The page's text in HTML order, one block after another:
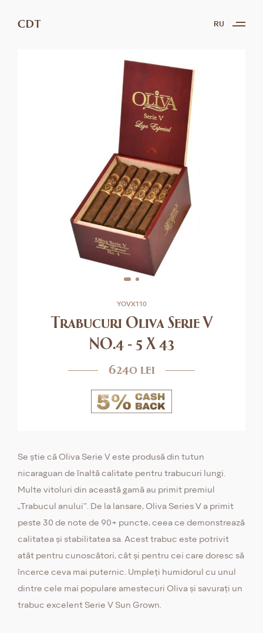
CDT RU
YOVX110
Trabucuri Oliva Serie V
NO.4 - 5 X 43
6240 lei
Se știe că Oliva Serie V este produsă din tutun
nicaraguan de înaltă calitate pentru trabucuri lungi.
Multe vitoluri din această gamă au primit premiul
„Trabucul anului”. De la lansare, Oliva Series V a primit
peste 30 de note de 90+ puncte, ceea ce demonstrează
calitatea și stabilitatea sa. Acest trabuc este potrivit
atât pentru cunoscători, cât și pentru cei care doresc să
încerce ceva mai puternic. Umpleți humidorul cu unul
dintre cele mai populare amestecuri Oliva și savurați un
trabuc excelent Serie V Sun Grown.